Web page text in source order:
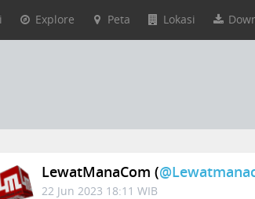
Explore Peta Lokasi
LewatManaCom (
22 Jun 2023 18:11 WIB